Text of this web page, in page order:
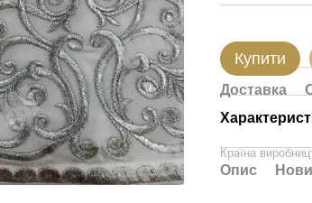
Купити
Доставка
Країна
Опис